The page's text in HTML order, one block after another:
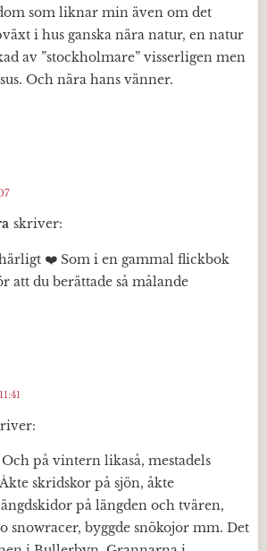
som liknar min även om det
i hus ganska nära natur, en natur
av ”stockholmare” visserligen men
Och nära hans vänner.
skriver:
❤️ Som i en gammal flickbok
att du berättade så målande
på vintern likaså, mestadels
skridskor på sjön, åkte
på längden och tvären,
snowracer, byggde snökojor mm. Det